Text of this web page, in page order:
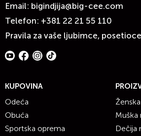
Email: bigindjija@big-cee.com
Telefon: +381 22 21 55 110
Pravila za vaše ljubimce,
KUPOVINA
Odeća
Obuća
Sportska oprema
Muška
Dečija